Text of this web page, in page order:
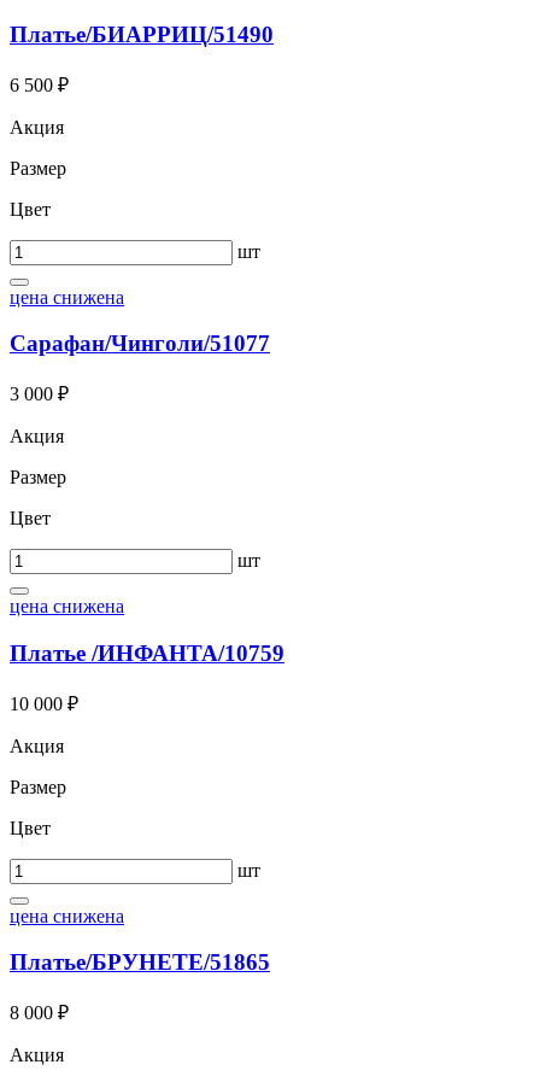
Платье/БИАРРИЦ/51490
6 500 ₽
Акция
Размер
Цвет
шт
цена снижена
Сарафан/Чинголи/51077
3 000 ₽
Акция
Размер
Цвет
шт
цена снижена
Платье /ИНФАНТА/10759
10 000 ₽
Акция
Размер
Цвет
шт
цена снижена
Платье/БРУНЕТЕ/51865
8 000 ₽
Акция